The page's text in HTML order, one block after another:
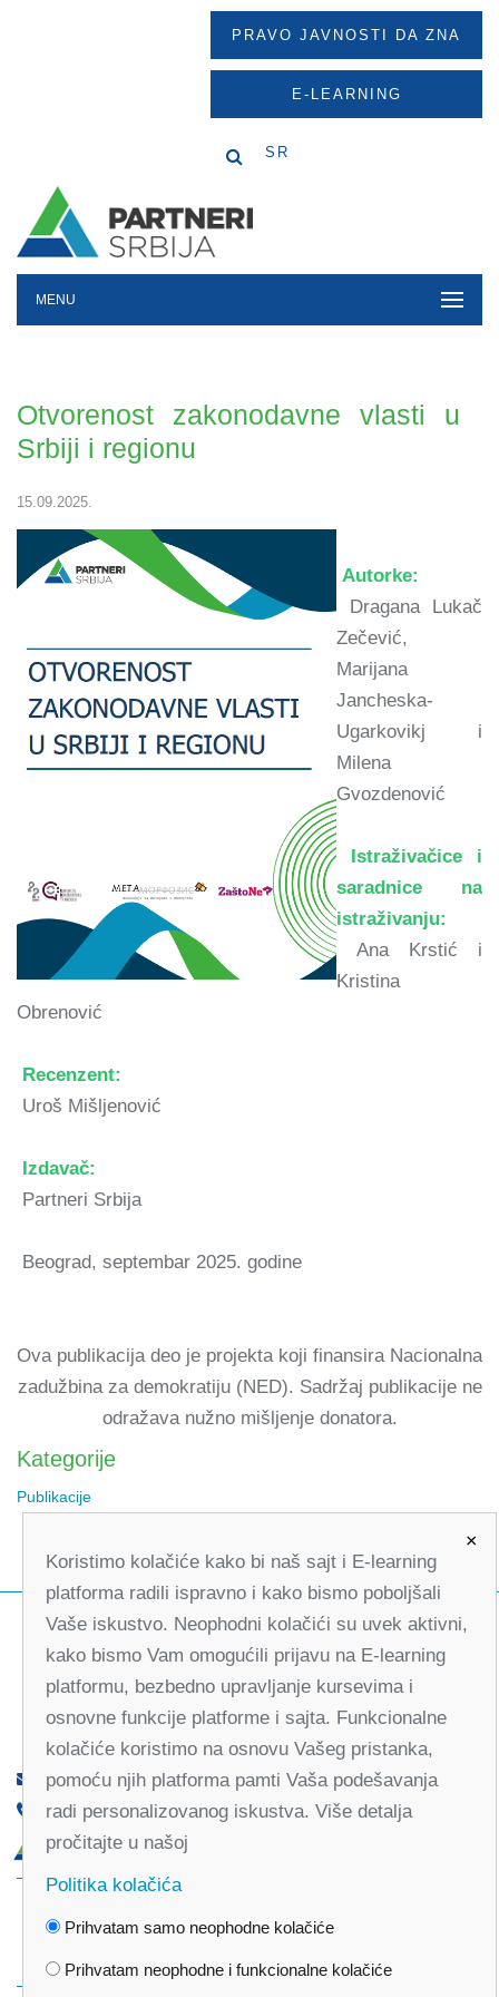
PRAVO JAVNOSTI DA ZNA
E-LEARNING
SR
MENU
Otvorenost zakonodavne vlasti u
Srbiji i regionu
15.09.2025.
Autorke:
Dragana Lukač
Zečević,
Marijana
Jancheska-
Ugarkovikj i
Milena
Gvozdenović
Istraživačice i
saradnice na
istraživanju:
Ana Krstić i
Kristina
Obrenović
Recenzent:
Uroš Mišljenović
Izdavač:
Partneri Srbija
Beograd, septembar 2025. godine
Ova publikacija deo je projekta koji finansira Nacionalna
zadužbina za demokratiju (NED). Sadržaj publikacije ne
odražava nužno mišljenje donatora.
Kategorije
Publikacije
office@partners-serbia.org
(+381 11) 32 31 551, (+381 11) 32 31 552
Kralja Milana 10, 11000 Beograd, Srbija
×
Koristimo kolačiće kako bi naš sajt i E-learning
platforma radili ispravno i kako bismo poboljšali
Vaše iskustvo. Neophodni kolačići su uvek aktivni,
kako bismo Vam omogućili prijavu na E-learning
platformu, bezbedno upravljanje kursevima i
osnovne funkcije platforme i sajta. Funkcionalne
kolačiće koristimo na osnovu Vašeg pristanka,
pomoću njih platforma pamti Vaša podešavanja
radi personalizovanog iskustva. Više detalja
pročitajte u našoj
Politika kolačića
Prihvatam samo neophodne kolačiće
Prihvatam neophodne i funkcionalne kolačiće